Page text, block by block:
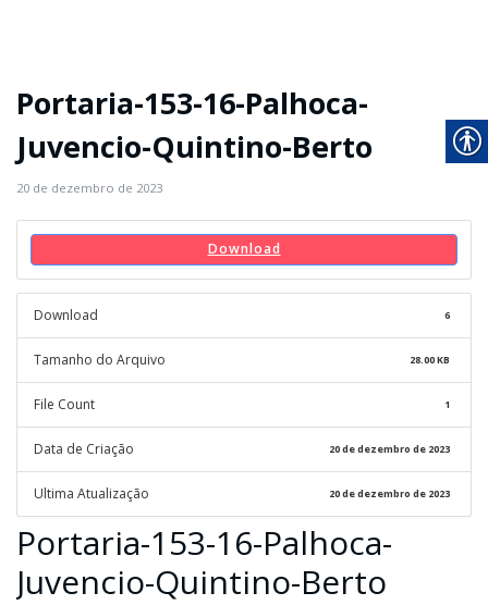
Portaria-153-16-Palhoca-
Juvencio-Quintino-Berto
20 de dezembro de 2023
Download
Download 6
Tamanho do Arquivo 28.00 KB
File Count 1
Data de Criação 20 de dezembro de 2023
Ultima Atualização 20 de dezembro de 2023
Portaria-153-16-Palhoca-
Juvencio-Quintino-Berto